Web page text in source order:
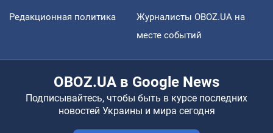
Редакционная политика
Журналисты OBOZ.UA на
месте событий
OBOZ.UA в Google News
Подписывайтесь, чтобы быть в курсе последних
новостей Украины и мира сегодня